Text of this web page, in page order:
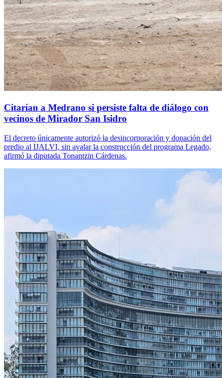
Citarían a Medrano si persiste falta de diálogo con
vecinos de Mirador San Isidro
El decreto únicamente autorizó la desincorporación y donación del
predio al IJALVI, sin avalar la construcción del programa Legado,
afirmó la diputada Tonantzin Cárdenas.